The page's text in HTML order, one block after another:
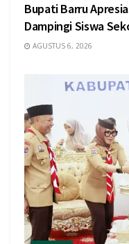
Bupati Barru
Dampingi Siswa
AGUSTUS 6, 2026